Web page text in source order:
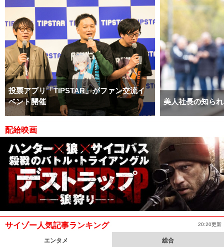
投票アプリ「TIPSTAR」がファン交流イ
ベント開催
美人社長の知ら
配給映画
サイゾー人気記事ランキング 20:20更新
エンタメ 総合